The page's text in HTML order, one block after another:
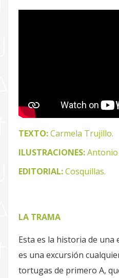
TEXTO:Carmela Trujillo.
ILUSTRACIONES:Antonio
EDITORIAL:Cosquillas.
LA TRAMA
Esta es la historia de una
es una excursión
tortugas de primero A,